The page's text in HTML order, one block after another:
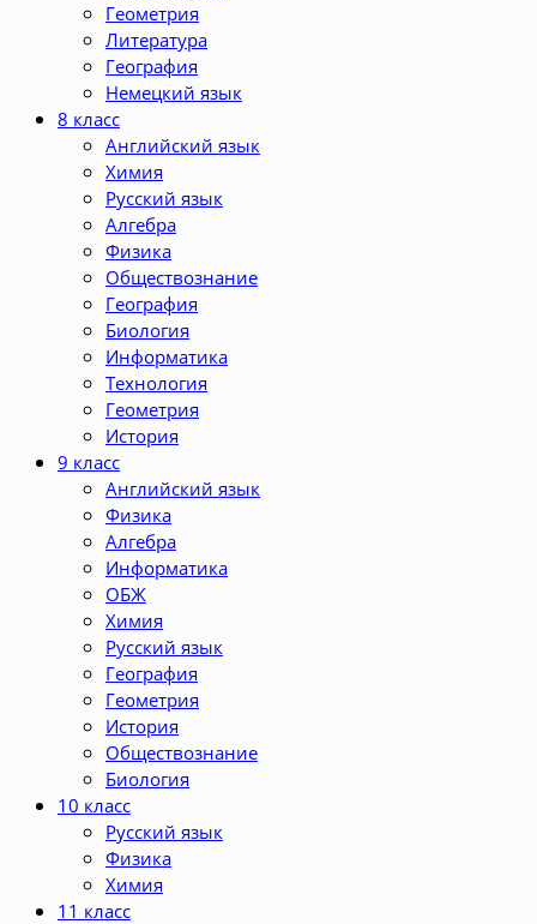
Геометрия
Литература
География
Немецкий язык
8 класс
Английский язык
Химия
Русский язык
Алгебра
Физика
Обществознание
География
Биология
Информатика
Технология
Геометрия
История
9 класс
Английский язык
Физика
Алгебра
Информатика
ОБЖ
Химия
Русский язык
География
Геометрия
История
Обществознание
Биология
10 класс
Русский язык
Физика
Химия
11 класс